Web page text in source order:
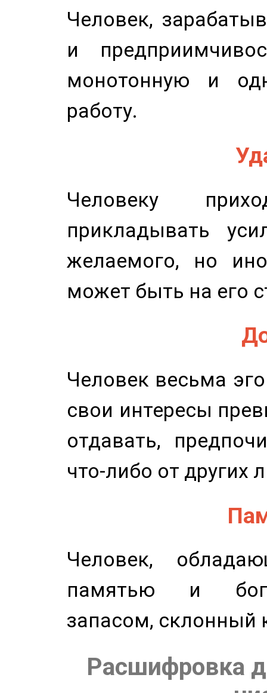
Человек,
и
монотонную и
работу.
Человеку
прикладывать
желаемого, но
может быть на его
Человек весьма
свои интересы
отдавать,
что-либо от других
Человек,
памятью и
запасом, склонный
Расшифровка